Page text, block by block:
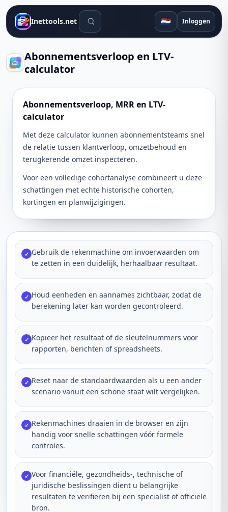
Inettools.net Zoekhulpmiddelen 🇳🇱 Inloggen
Abonnementsverloop en LTV-
calculator
Abonnementsverloop, MRR en LTV-
calculator
Met deze calculator kunnen abonnementsteams snel
de relatie tussen klantverloop, omzetbehoud en
terugkerende omzet inspecteren.
Voor een volledige cohortanalyse combineert u deze
schattingen met echte historische cohorten,
kortingen en planwijzigingen.
✓ Gebruik de rekenmachine om invoerwaarden om
te zetten in een duidelijk, herhaalbaar resultaat.
✓ Houd eenheden en aannames zichtbaar, zodat de
berekening later kan worden gecontroleerd.
✓ Kopieer het resultaat of de sleutelnummers voor
rapporten, berichten of spreadsheets.
✓ Reset naar de standaardwaarden als u een ander
scenario vanuit een schone staat wilt vergelijken.
✓ Rekenmachines draaien in de browser en zijn
handig voor snelle schattingen vóór formele
controles.
✓ Voor financiële, gezondheids-, technische of
juridische beslissingen dient u belangrijke
resultaten te verifiëren bij een specialist of officiële
bron.